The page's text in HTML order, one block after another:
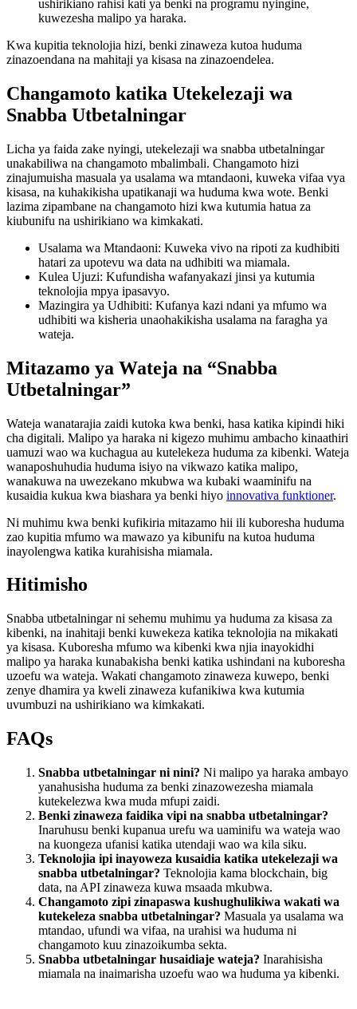
ushirikiano rahisi kati ya benki na programu nyingine,
kuwezesha malipo ya haraka.
Kwa kupitia teknolojia hizi, benki zinaweza kutoa huduma
zinazoendana na mahitaji ya kisasa na zinazoendelea.
Changamoto katika Utekelezaji wa
Snabba Utbetalningar
Licha ya faida zake nyingi, utekelezaji wa snabba utbetalningar
unakabiliwa na changamoto mbalimbali. Changamoto hizi
zinajumuisha masuala ya usalama wa mtandaoni, kuweka vifaa vya
kisasa, na kuhakikisha upatikanaji wa huduma kwa wote. Benki
lazima zipambane na changamoto hizi kwa kutumia hatua za
kiubunifu na ushirikiano wa kimkakati.
Usalama wa Mtandaoni: Kuweka vivo na ripoti za kudhibiti
hatari za upotevu wa data na udhibiti wa miamala.
Kulea Ujuzi: Kufundisha wafanyakazi jinsi ya kutumia
teknolojia mpya ipasavyo.
Mazingira ya Udhibiti: Kufanya kazi ndani ya mfumo wa
udhibiti wa kisheria unaohakikisha usalama na faragha ya
wateja.
Mitazamo ya Wateja na “Snabba
Utbetalningar”
Wateja wanatarajia zaidi kutoka kwa benki, hasa katika kipindi hiki
cha digitali. Malipo ya haraka ni kigezo muhimu ambacho kinaathiri
uamuzi wao wa kuchagua au kutelekeza huduma za kibenki. Wateja
wanaposhuhudia huduma isiyo na vikwazo katika malipo,
wanakuwa na uwezekano mkubwa wa kubaki waaminifu na
kusaidia kukua kwa biashara ya benki hiyo innovativa funktioner.
Ni muhimu kwa benki kufikiria mitazamo hii ili kuboresha huduma
zao kupitia mfumo wa mawazo ya kibunifu na kutoa huduma
inayolengwa katika kurahisisha miamala.
Hitimisho
Snabba utbetalningar ni sehemu muhimu ya huduma za kisasa za
kibenki, na inahitaji benki kuwekeza katika teknolojia na mikakati
ya kisasa. Kuboresha mfumo wa kibenki kwa njia inayokidhi
malipo ya haraka kunabakisha benki katika ushindani na kuboresha
uzoefu wa wateja. Wakati changamoto zinaweza kuwepo, benki
zenye dhamira ya kweli zinaweza kufanikiwa kwa kutumia
uvumbuzi na ushirikiano wa kimkakati.
FAQs
Snabba utbetalningar ni nini? Ni malipo ya haraka ambayo
yanahusisha huduma za benki zinazowezesha miamala
kutekelezwa kwa muda mfupi zaidi.
Benki zinaweza faidika vipi na snabba utbetalningar?
Inaruhusu benki kupanua urefu wa uaminifu wa wateja wao
na kuongeza ufanisi katika utendaji wao wa kila siku.
Teknolojia ipi inayoweza kusaidia katika utekelezaji wa
snabba utbetalningar? Teknolojia kama blockchain, big
data, na API zinaweza kuwa msaada mkubwa.
Changamoto zipi zinapaswa kushughulikiwa wakati wa
kutekeleza snabba utbetalningar? Masuala ya usalama wa
mtandao, ufundi wa vifaa, na urahisi wa huduma ni
changamoto kuu zinazoikumba sekta.
Snabba utbetalningar husaidiaje wateja? Inarahisisha
miamala na inaimarisha uzoefu wao wa huduma ya kibenki.